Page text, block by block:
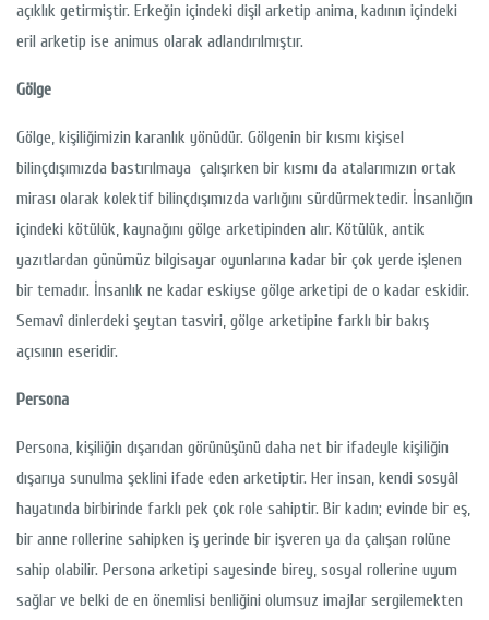
açıklık getirmiştir. Erkeğin içindeki dişil arketip anima, kadının içindeki
eril arketip ise animus olarak adlandırılmıştır.
Gölge
Gölge, kişiliğimizin karanlık yönüdür. Gölgenin bir kısmı kişisel
bilinçdışımızda bastırılmaya çalışırken bir kısmı da atalarımızın ortak
mirası olarak kolektif bilinçdışımızda varlığını sürdürmektedir. İnsanlığın
içindeki kötülük, kaynağını gölge arketipinden alır. Kötülük, antik
yazıtlardan günümüz bilgisayar oyunlarına kadar bir çok yerde işlenen
bir temadır. İnsanlık ne kadar eskiyse gölge arketipi de o kadar eskidir.
Semavî dinlerdeki şeytan tasviri, gölge arketipine farklı bir bakış
açısının eseridir.
Persona
Persona, kişiliğin dışarıdan görünüşünü daha net bir ifadeyle kişiliğin
dışarıya sunulma şeklini ifade eden arketiptir. Her insan, kendi sosyâl
hayatında birbirinde farklı pek çok role sahiptir. Bir kadın; evinde bir eş,
bir anne rollerine sahipken iş yerinde bir işveren ya da çalışan rolüne
sahip olabilir. Persona arketipi sayesinde birey, sosyal rollerine uyum
sağlar ve belki de en önemlisi benliğini olumsuz imajlar sergilemekten